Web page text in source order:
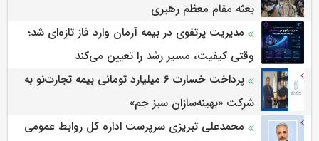
بعثه مقام معظم رهبری
مدیریت پرتفوی در بیمه آرمان وارد فاز تازه‌ای شد؛
وقتی کیفیت، مسیر رشد را تعیین می‌کند
پرداخت خسارت ۶ میلیارد تومانی بیمه تجارت‌نو به
شرکت «بهینه‌سازان سبز جم»
محمدعلی تبریزی سرپرست اداره كل روابط عمومی